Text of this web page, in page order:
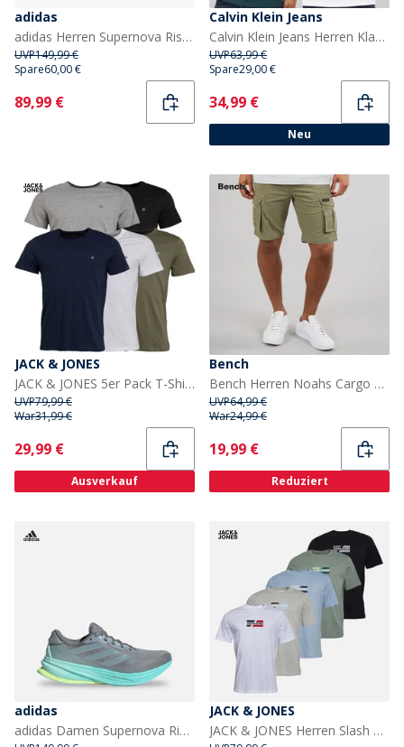
adidas
adidas Herren Supernova Rise 2 Neutrale Laufschuhe Core Black/Iron Metallic/Glory Green
UVP149,99 €
Spare60,00 €
Current
89,99 €
Calvin Klein Jeans
Calvin Klein Jeans Herren Klassisches Monogramm Logo T Shirt Bright White/Dark Teal
UVP63,99 €
Spare29,00 €
Current
34,99 €
Neu
JACK & JONES
JACK & JONES 5er Pack T-Shirts Herren Marine/Weiß/Grau/Khaki/Schwarz
UVP79,99 €
War31,99 €
Current
29,99 €
Ausverkauf
Bench
Bench Herren Noahs Cargo Shorts Light Khaki
UVP64,99 €
War24,99 €
Current
19,99 €
Reduziert
adidas
adidas Damen Supernova Rise 2 Neutrale Laufschuhe Grau/Magic Grey Metallic/Flash Aqua
JACK & JONES
JACK & JONES Herren Slash Fünfer Pack T Shirts Bright White/Schwarz/Cashmere Blue/Iceberg Green/Glacier Grey